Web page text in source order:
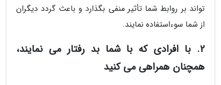
تواند بر روابط شما تأثیر منفی بگذارد و باعث گردد دیگران
از شما سوءاستفاده نمایند.
2. با افرادی که با شما بد رفتار می نمایند،
همچنان همراهی می کنید